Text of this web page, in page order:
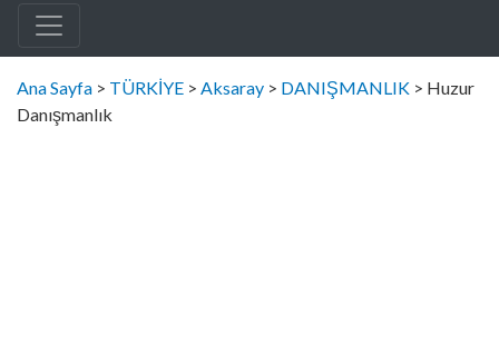
Ana Sayfa > TÜRKİYE > Aksaray > DANIŞMANLIK > Huzur
Danışmanlık